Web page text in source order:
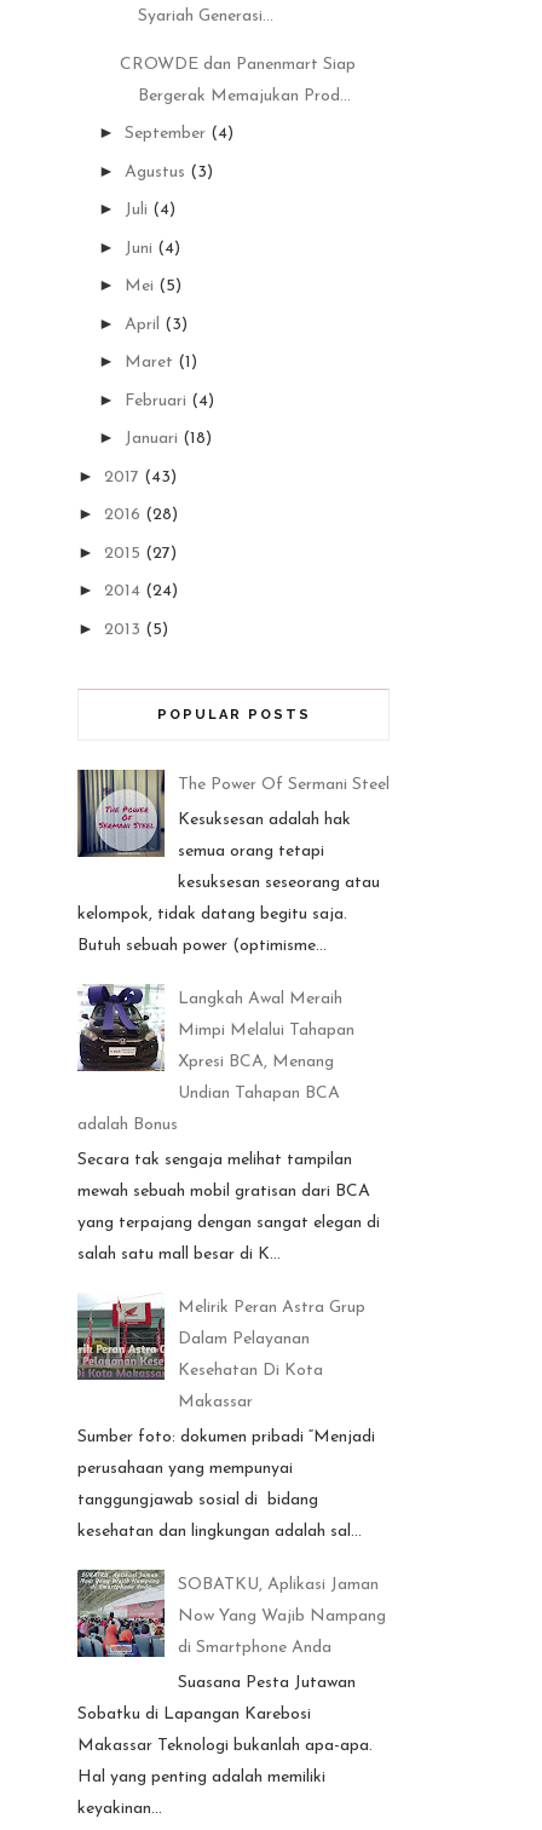
Syariah Generasi...
CROWDE dan Panenmart Siap
Bergerak Memajukan Prod...
► September (4)
► Agustus (3)
► Juli (4)
► Juni (4)
► Mei (5)
► April (3)
► Maret (1)
► Februari (4)
► Januari (18)
► 2017 (43)
► 2016 (28)
► 2015 (27)
► 2014 (24)
► 2013 (5)
POPULAR POSTS
The Power Of Sermani Steel
Kesuksesan adalah hak
semua orang tetapi
kesuksesan seseorang atau
kelompok, tidak datang begitu saja.
Butuh sebuah power (optimisme...
Langkah Awal Meraih
Mimpi Melalui Tahapan
Xpresi BCA, Menang
Undian Tahapan BCA
adalah Bonus
Secara tak sengaja melihat tampilan
mewah sebuah mobil gratisan dari BCA
yang terpajang dengan sangat elegan di
salah satu mall besar di K...
Melirik Peran Astra Grup
Dalam Pelayanan
Kesehatan Di Kota
Makassar
Sumber foto: dokumen pribadi “Menjadi
perusahaan yang mempunyai
tanggungjawab sosial di bidang
kesehatan dan lingkungan adalah sal...
SOBATKU, Aplikasi Jaman
Now Yang Wajib Nampang
di Smartphone Anda
Suasana Pesta Jutawan
Sobatku di Lapangan Karebosi
Makassar Teknologi bukanlah apa-apa.
Hal yang penting adalah memiliki
keyakinan...